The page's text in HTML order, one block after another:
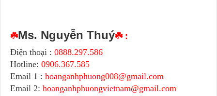
☘️Ms. Nguyễn Thuý☘️ :
Điện thoại : 0888.297.586
Hotline: 0906.367.585
Email 1 : hoanganhphuong008@gmail.com
Email 2: hoanganhphuongvietnam@gmail.com